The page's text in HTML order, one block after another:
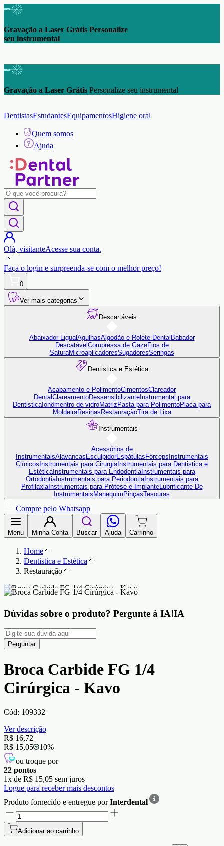
Gravação a Laser Grátis Personalize
seu instrumental
Gravação a Laser Grátis Personalize seu instrumental
DentistasEstudantesEquipamentosHigiene oral
Quem somos
Ajuda
Olá, visitanteAcesse sua conta.
Faça o login e surpreenda-se com o melhor preço!
0
Ver mais categorias
Descartáveis
Abaixador Ligual AgulhasAlgodão e Rolete Dental Babador
Descatável Compressa de GazeFios de
SaturaMicroaplicadoresSugadoresSeringas
Dentistica e Estética
Acabamento e PolimentoCimentosClareador
Dental ClareamentoDessensibilizanteInstrumental para
Dentistica Ionômentro de vidroMatriz Pasta para PolimentoPlaca para
MoldeiraResinas RestauraçãoTira de Lixa
Instrumentais
Acessórios de
InstrumentaisAlavancas EsculpidorEspátulas Fórceps Instrumentais
Clínicos Instrumentais para Cirurgia Instrumentais para Dentistica e
EstéticaInstrumentais para EndodontiaInstrumentais para
OrtodontiaInstrumentais para PeriodontiaInstrumentais para
ProfilaxiaInstrumentais para Prótese e ImplanteLubrificante De
Instrumentais Manequim PinçasTesouras
Compre pelo Whatsapp
Menu Minha Conta Buscar Ajuda Carrinho
Home
Dentistica e Estética
Restauração
Dúvidas sobre o produto? Pergunte à IA!IA
Perguntar
Broca Carbide FG 1/4
Cirúrgica - Kavo
Cód: 109332
Ver descrição
R$ 16,72
R$ 15,05
10%
ou troque por
22 pontos
1x de R$ 15,05 sem juros
Logue para receber mais descontos
Produto fornecido e entregue porInterdental
Adicionar ao carrinho